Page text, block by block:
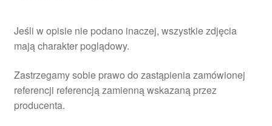
Jeśli w opisie nie podano inaczej, wszystkie zdjęcia
mają charakter poglądowy.
Zastrzegamy sobie prawo do zastąpienia zamówionej
referencji referencją zamienną wskazaną przez
producenta.